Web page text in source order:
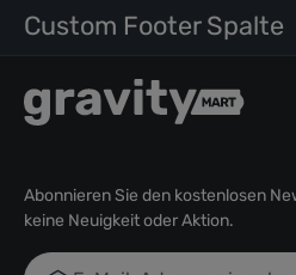
Abonnieren Sie den kostenlosen
keine Neuigkeit oder Aktion.
E-Mail-Adresse*
Custom Footer Spalte